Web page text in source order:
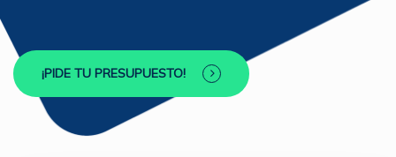
¡PIDE TU PRESUPUESTO!